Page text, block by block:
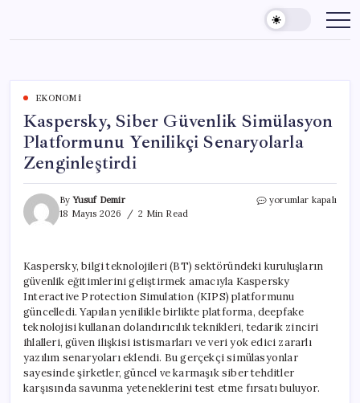
content
EKONOMI
Kaspersky, Siber Güvenlik Simülasyon
Platformunu Yenilikçi Senaryolarla
Zenginleştirdi
ByYusuf Demir
18 Mayıs 2026
2 Min Read
Kaspersky,
Yenilikçi
Senaryolarla
Zenginleştirdi
için
yorumlar kapalı
Kaspersky, bilgi teknolojileri (BT) sektöründeki kuruluşların
güvenlik eğitimlerini geliştirmek amacıyla Kaspersky
Interactive Protection Simulation (KIPS) platformunu
güncelledi. Yapılan yenilikle birlikte platforma, deepfake
teknolojisi kullanan dolandırıcılık teknikleri, tedarik zinciri
ihlalleri, güven ilişkisi istismarları ve veri yok edici zararlı
yazılım senaryoları eklendi. Bu gerçekçi simülasyonlar
sayesinde şirketler, güncel ve karmaşık siber tehditler
karşısında savunma yeteneklerini test etme fırsatı buluyor.